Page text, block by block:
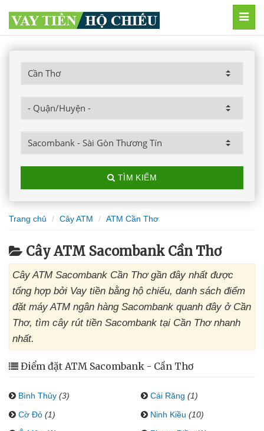
TÌM KIẾM
Trang chủ Cây ATM ATM Cần Thơ
Cây ATM Sacombank Cần Thơ
Cây ATM Sacombank Cần Thơ gần đây nhất được
tổng hợp bởi Vay tiền bằng hộ chiếu, danh sách điểm
đặt máy ATM ngân hàng Sacombank quanh đây ở Cần
Thơ, tìm cây rút tiền Sacombank tại Cần Thơ nhanh
nhất.
Điểm đặt ATM Sacombank - Cần Thơ
Bình Thủy (3) Cái Răng (1)
Cờ Đỏ (1) Ninh Kiều (10)